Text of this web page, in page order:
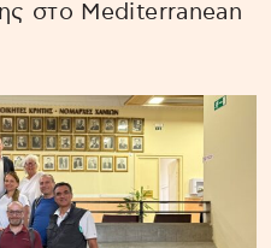
στο Mediterranean